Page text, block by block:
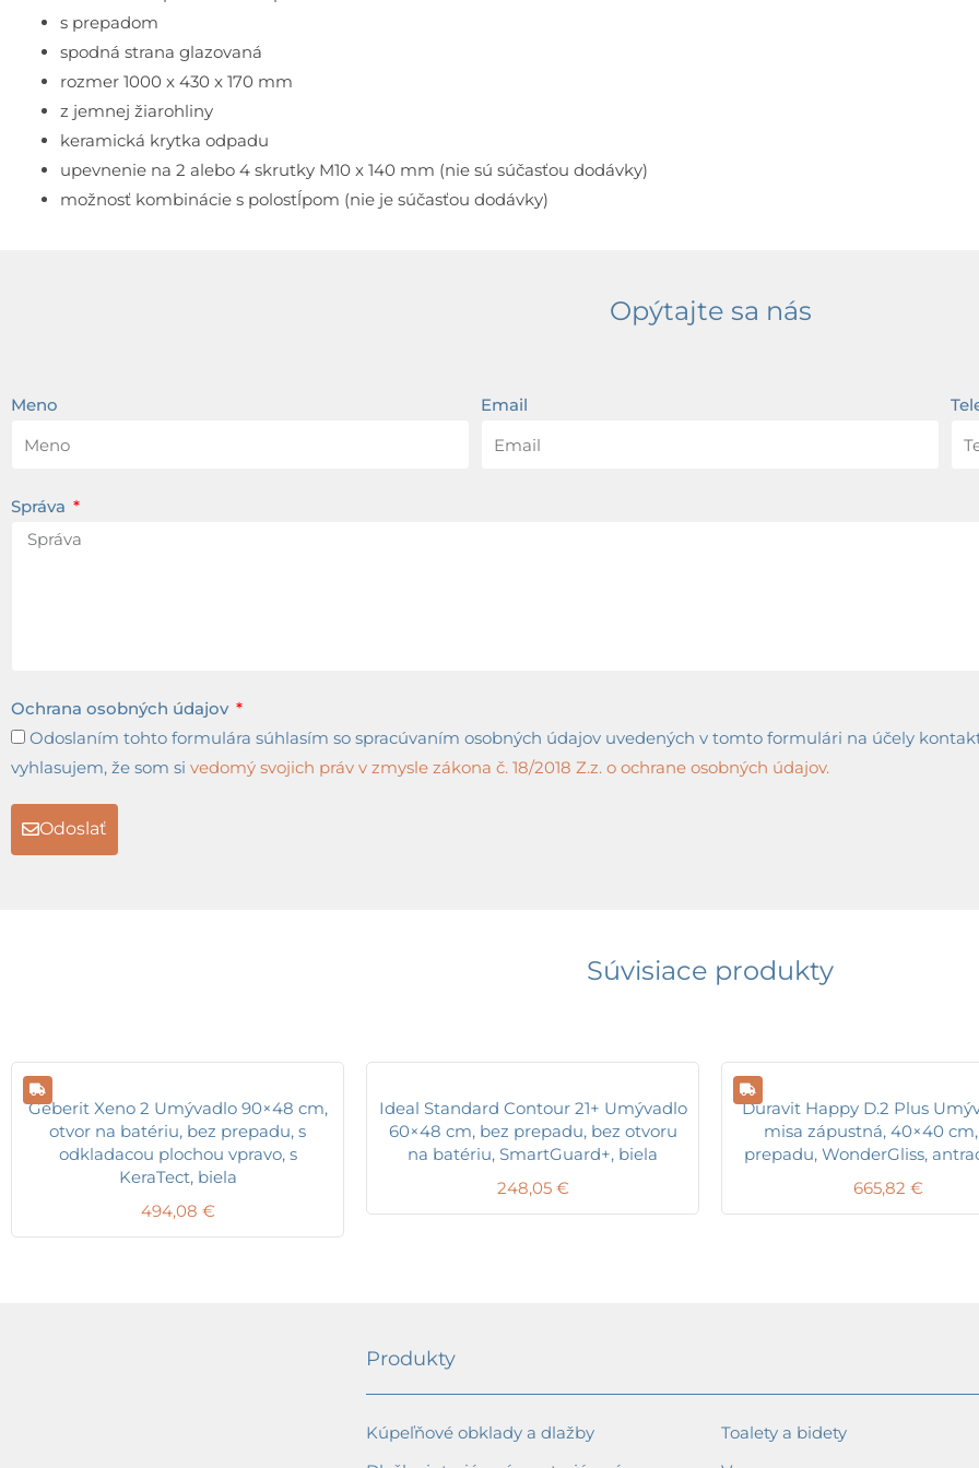
s prepadom
spodná strana glazovaná
rozmer 1000 x 430 x 170 mm
z jemnej žiarohliny
keramická krytka odpadu
upevnenie na 2 alebo 4 skrutky M10 x 140 mm (nie sú súčasťou dodávky)
možnosť kombinácie s polostĺpom (nie je súčasťou dodávky)
Opýtajte sa nás
Meno Email
Správa
Ochrana osobných údajov
Odoslaním tohto formulára súhlasím so spracúvaním osobných údajov uvedených v tomto formulári na účely
vyhlasujem, že som si vedomý svojich práv v zmysle zákona č. 18/2018 Z.z. o ochrane osobných údajov.
Odoslať
Súvisiace produkty
Geberit Xeno 2 Umývadlo 90×48 cm,
otvor na batériu, bez prepadu, s
odkladacou plochou vpravo, s
KeraTect, biela
494,08 €
Ideal Standard Contour 21+ Umývadlo
60×48 cm, bez prepadu, bez otvoru
na batériu, SmartGuard+, biela
248,05 €
Duravit Happy D.2 Plus
misa zápustná, 40×40
prepadu, WonderGliss,
665,82 €
Produkty
Kúpeľňové obklady a dlažby
Toalety a bidety